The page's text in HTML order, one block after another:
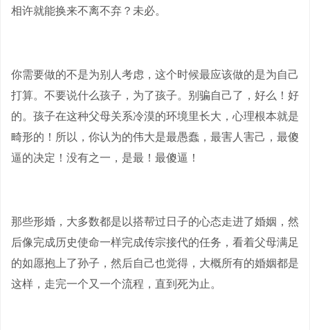
相许就能换来不离不弃？未必。
你需要做的不是为别人考虑，这个时候最应该做的是为自己
打算。不要说什么孩子，为了孩子。别骗自己了，好么！好
的。孩子在这种父母关系冷漠的环境里长大，心理根本就是
畸形的！所以，你认为的伟大是最愚蠢，最害人害己，最傻
逼的决定！没有之一，是最！最傻逼！
那些形婚，大多数都是以搭帮过日子的心态走进了婚姻，然
后像完成历史使命一样完成传宗接代的任务，看着父母满足
的如愿抱上了孙子，然后自己也觉得，大概所有的婚姻都是
这样，走完一个又一个流程，直到死为止。